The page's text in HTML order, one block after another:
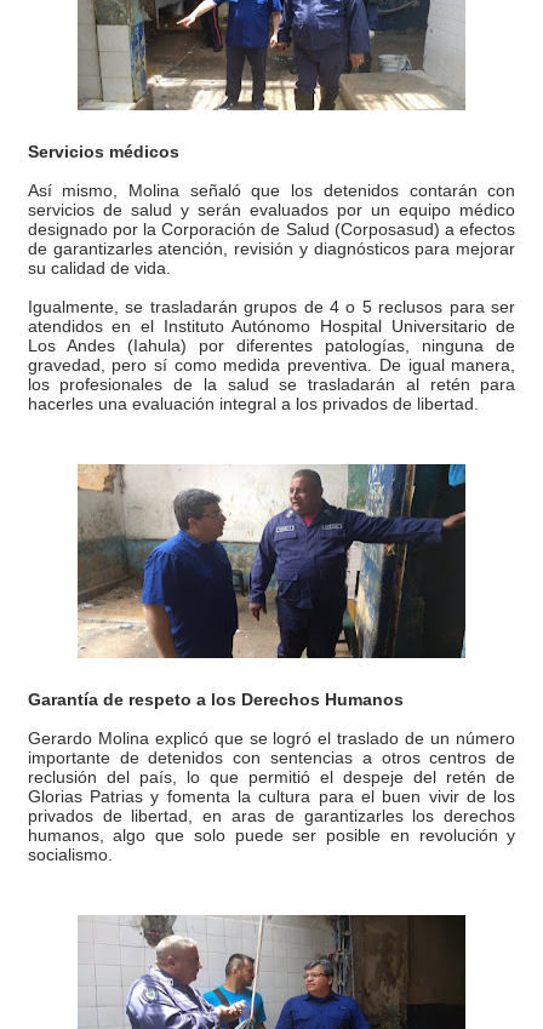
Mincomunas impulsa el autogobierno en Mérida con
Expertos inspeccionan espacios del OAN para la
Servicios médicos
Así mismo, Molina señaló que los detenidos contarán con
servicios de salud y serán evaluados por un equipo médico
designado por la Corporación de Salud (Corposasud) a efectos
de garantizarles atención, revisión y diagnósticos para mejorar
su calidad de vida.
Igualmente, se trasladarán grupos de 4 o 5 reclusos para ser
atendidos en el Instituto Autónomo Hospital Universitario de
Los Andes (Iahula) por diferentes patologías, ninguna de
gravedad, pero sí como medida preventiva. De igual manera,
los profesionales de la salud se trasladarán al retén para
hacerles una evaluación integral a los privados de libertad.
Garantía de respeto a los Derechos Humanos
Gerardo Molina explicó que se logró el traslado de un número
importante de detenidos con sentencias a otros centros de
reclusión del país, lo que permitió el despeje del retén de
Glorias Patrias y fomenta la cultura para el buen vivir de los
privados de libertad, en aras de garantizarles los derechos
humanos, algo que solo puede ser posible en revolución y
socialismo.